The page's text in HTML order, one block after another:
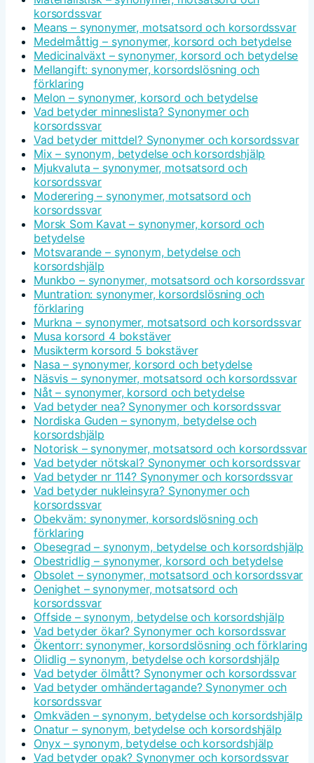
korsordssvar
Means – synonymer, motsatsord och korsordssvar
Medelmåttig – synonymer, korsord och betydelse
Medicinalväxt – synonymer, korsord och betydelse
Mellangift: synonymer, korsordslösning och
förklaring
Melon – synonymer, korsord och betydelse
Vad betyder minneslista? Synonymer och
korsordssvar
Vad betyder mittdel? Synonymer och korsordssvar
Mix – synonym, betydelse och korsordshjälp
Mjukvaluta – synonymer, motsatsord och
korsordssvar
Moderering – synonymer, motsatsord och
korsordssvar
Morsk Som Kavat – synonymer, korsord och
betydelse
Motsvarande – synonym, betydelse och
korsordshjälp
Munkbo – synonymer, motsatsord och korsordssvar
Muntration: synonymer, korsordslösning och
förklaring
Murkna – synonymer, motsatsord och korsordssvar
Musa korsord 4 bokstäver
Musikterm korsord 5 bokstäver
Nasa – synonymer, korsord och betydelse
Näsvis – synonymer, motsatsord och korsordssvar
Nåt – synonymer, korsord och betydelse
Vad betyder nea? Synonymer och korsordssvar
Nordiska Guden – synonym, betydelse och
korsordshjälp
Notorisk – synonymer, motsatsord och korsordssvar
Vad betyder nötskal? Synonymer och korsordssvar
Vad betyder nr 114? Synonymer och korsordssvar
Vad betyder nukleinsyra? Synonymer och
korsordssvar
Obekväm: synonymer, korsordslösning och
förklaring
Obesegrad – synonym, betydelse och korsordshjälp
Obestridlig – synonymer, korsord och betydelse
Obsolet – synonymer, motsatsord och korsordssvar
Oenighet – synonymer, motsatsord och
korsordssvar
Offside – synonym, betydelse och korsordshjälp
Vad betyder ökar? Synonymer och korsordssvar
Ökentorr: synonymer, korsordslösning och förklaring
Olidlig – synonym, betydelse och korsordshjälp
Vad betyder ölmått? Synonymer och korsordssvar
Vad betyder omhändertagande? Synonymer och
korsordssvar
Omkväden – synonym, betydelse och korsordshjälp
Onatur – synonym, betydelse och korsordshjälp
Onyx – synonym, betydelse och korsordshjälp
Vad betyder opak? Synonymer och korsordssvar